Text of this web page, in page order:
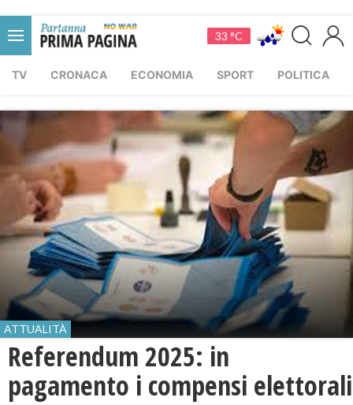
33 °C
TV CRONACA ECONOMIA SPORT POLITICA
ATTUALITÀ
Referendum 2025: in
pagamento i compensi elettorali